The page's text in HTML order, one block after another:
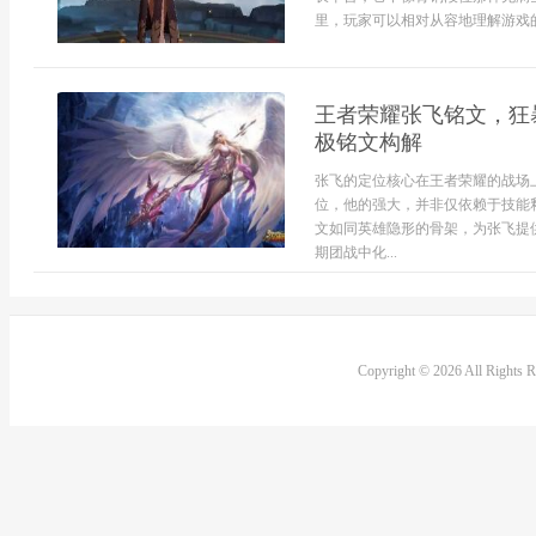
里，玩家可以相对从容地理解游
王者荣耀张飞铭文，
极铭文构解
张飞的定位核心在王者荣耀的战
位，他的强大，并非仅依赖于技
文如同英雄隐形的骨架，为张飞
期团战中化...
Copyright © 2026 All Rights